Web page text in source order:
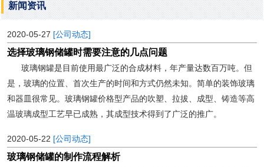
新闻资讯
2020-05-27 [公司动态]
选择玻璃钢储罐时需要注意的几点问题
玻璃钢罐是目前使用最广泛的合成材料，年产量达数百万吨。但
是，玻璃的位置、首次生产的时间和方式仍然未知。简单的装饰玻璃
和器皿很常见。玻璃钢罐价格型产品的吹塑、拉拔、成型、铸造等高
温玻璃成型工艺早已成熟，其成型技术得到了广泛的推广。
2020-05-22 [公司动态]
玻璃钢储罐的制作流程解析